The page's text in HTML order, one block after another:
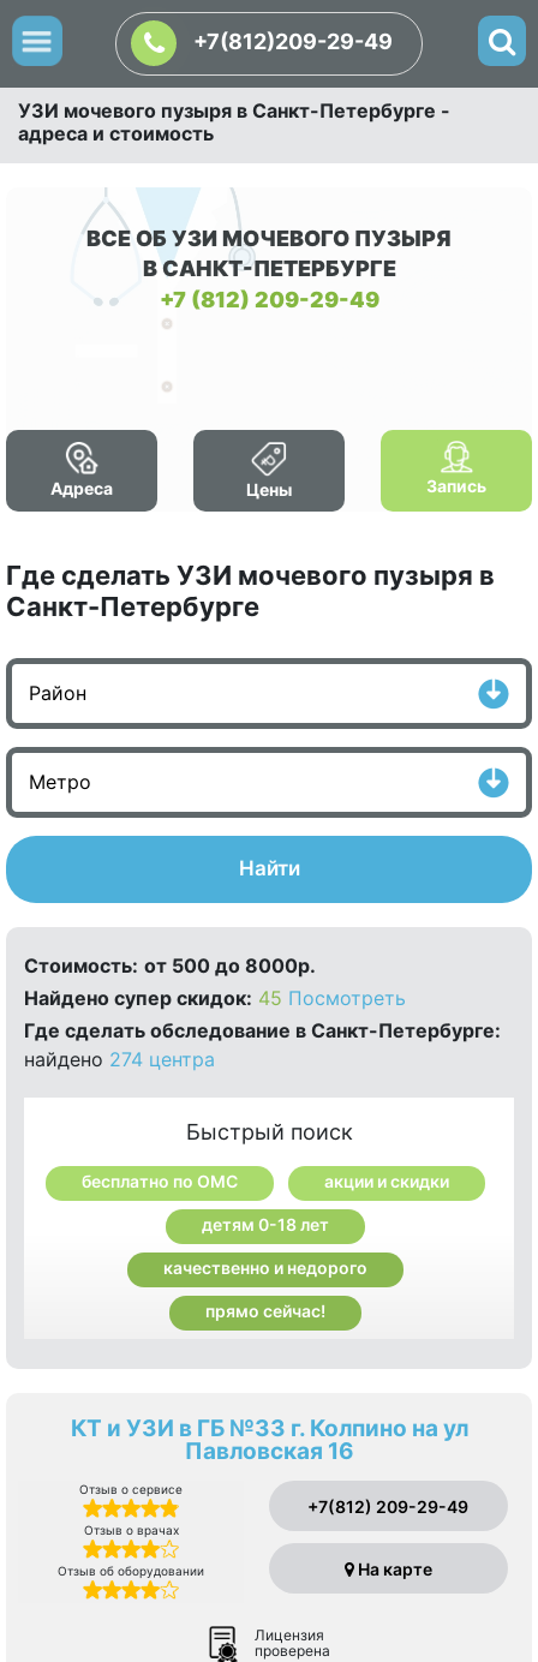
+7(812)209-29-49
УЗИ мочевого пузыря в Санкт-Петербурге -
адреса и стоимость
ВСЕ ОБ УЗИ МОЧЕВОГО ПУЗЫРЯ
В САНКТ-ПЕТЕРБУРГЕ
+7 (812) 209-29-49
Адреса Цены Запись
Где сделать УЗИ мочевого пузыря в
Санкт-Петербурге
Найти
Стоимость: от 500 до 8000р.
Найдено cупер скидок: 45 Посмотреть
Где сделать обследование в Санкт-Петербурге:
найдено 274 центра
Быстрый поиск
бесплатно по ОМС акции и скидки
детям 0-18 лет
качественно и недорого
прямо сейчас!
КТ и УЗИ в ГБ №33 г. Колпино на ул
Павловская 16
Отзыв о сервисе
Отзыв о врачах
Отзыв об оборудовании
+7(812) 209-29-49
На карте
Лицензия
проверена